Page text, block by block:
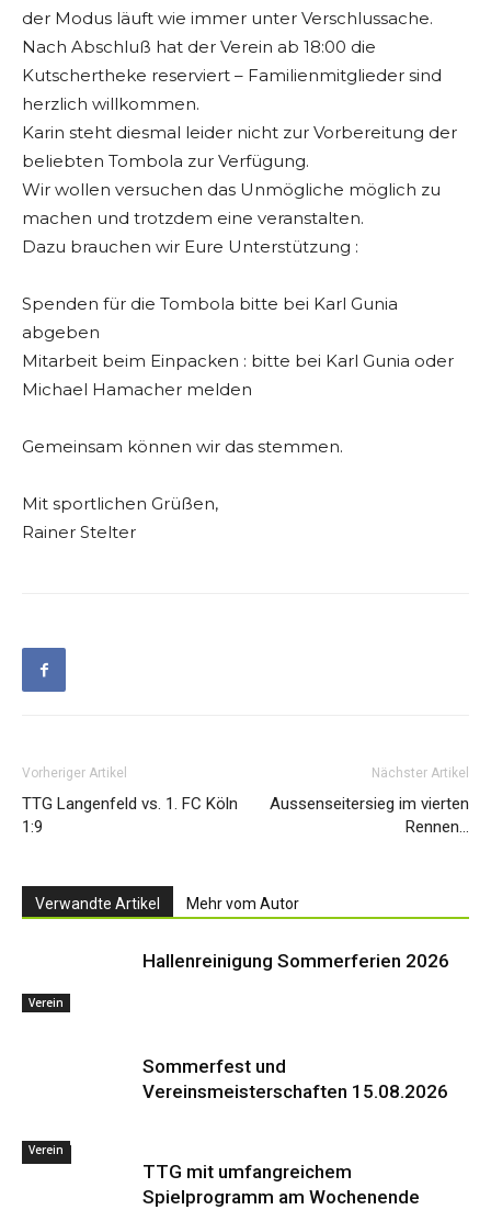
der Modus läuft wie immer unter Verschlussache.
Nach Abschluß hat der Verein ab 18:00 die
Kutschertheke reserviert – Familienmitglieder sind
herzlich willkommen.
Karin steht diesmal leider nicht zur Vorbereitung der
beliebten Tombola zur Verfügung.
Wir wollen versuchen das Unmögliche möglich zu
machen und trotzdem eine veranstalten.
Dazu brauchen wir Eure Unterstützung :
Spenden für die Tombola bitte bei Karl Gunia
abgeben
Mitarbeit beim Einpacken : bitte bei Karl Gunia oder
Michael Hamacher melden
Gemeinsam können wir das stemmen.
Mit sportlichen Grüßen,
Rainer Stelter
Vorheriger Artikel
TTG Langenfeld vs. 1. FC Köln
1:9
Nächster Artikel
Aussenseitersieg im vierten
Rennen…
Verwandte Artikel Mehr vom Autor
Verein
Hallenreinigung Sommerferien 2026
Events
Sommerfest und
Vereinsmeisterschaften 15.08.2026
Verein
TTG mit umfangreichem
Spielprogramm am Wochenende